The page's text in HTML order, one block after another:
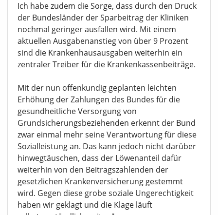
Ich habe zudem die Sorge, dass durch den Druck
der Bundesländer der Sparbeitrag der Kliniken
nochmal geringer ausfallen wird. Mit einem
aktuellen Ausgabenanstieg von über 9 Prozent
sind die Krankenhausausgaben weiterhin ein
zentraler Treiber für die Krankenkassenbeiträge.
Mit der nun offenkundig geplanten leichten
Erhöhung der Zahlungen des Bundes für die
gesundheitliche Versorgung von
Grundsicherungsbeziehenden erkennt der Bund
zwar einmal mehr seine Verantwortung für diese
Sozialleistung an. Das kann jedoch nicht darüber
hinwegtäuschen, dass der Löwenanteil dafür
weiterhin von den Beitragszahlenden der
gesetzlichen Krankenversicherung gestemmt
wird. Gegen diese grobe soziale Ungerechtigkeit
haben wir geklagt und die Klage läuft